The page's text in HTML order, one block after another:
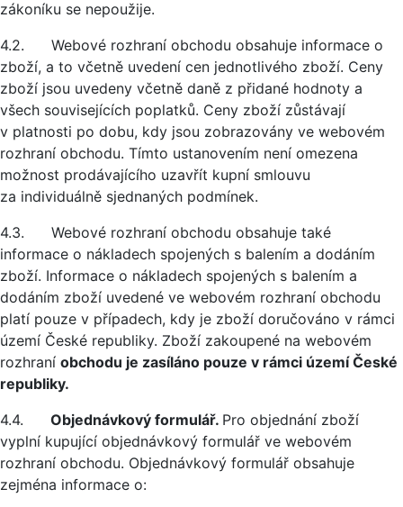
zákoníku se nepoužije.
4.2. Webové rozhraní obchodu obsahuje informace o
zboží, a to včetně uvedení cen jednotlivého zboží. Ceny
zboží jsou uvedeny včetně daně z přidané hodnoty a
všech souvisejících poplatků. Ceny zboží zůstávají
v platnosti po dobu, kdy jsou zobrazovány ve webovém
rozhraní obchodu. Tímto ustanovením není omezena
možnost prodávajícího uzavřít kupní smlouvu
za individuálně sjednaných podmínek.
4.3. Webové rozhraní obchodu obsahuje také
informace o nákladech spojených s balením a dodáním
zboží. Informace o nákladech spojených s balením a
dodáním zboží uvedené ve webovém rozhraní obchodu
platí pouze v případech, kdy je zboží doručováno v rámci
území České republiky. Zboží zakoupené na webovém
rozhraní obchodu je zasíláno pouze v rámci území České
republiky.
4.4. Objednávkový formulář. Pro objednání zboží
vyplní kupující objednávkový formulář ve webovém
rozhraní obchodu. Objednávkový formulář obsahuje
zejména informace o: